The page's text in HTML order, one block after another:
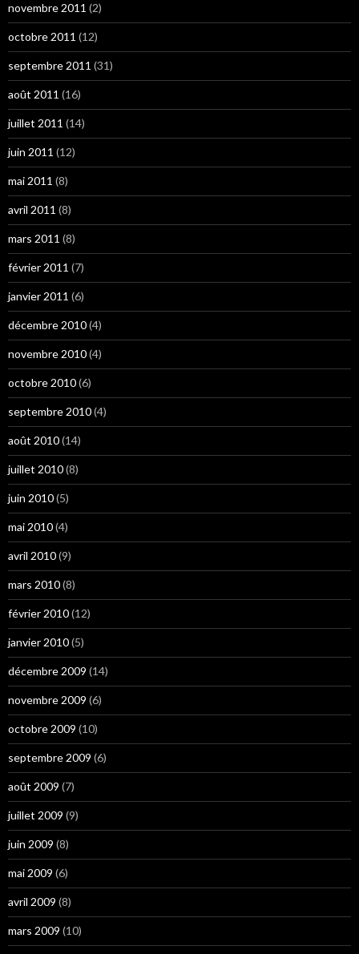
novembre 2011 (2)
octobre 2011 (12)
septembre 2011 (31)
août 2011 (16)
juillet 2011 (14)
juin 2011 (12)
mai 2011 (8)
avril 2011 (8)
mars 2011 (8)
février 2011 (7)
janvier 2011 (6)
décembre 2010(4)
novembre 2010(4)
octobre 2010(6)
septembre 2010(4)
août 2010(14)
juillet 2010(8)
juin 2010(5)
mai 2010(4)
avril 2010(9)
mars 2010(8)
février 2010(12)
janvier 2010(5)
décembre 2009 (14)
novembre 2009 (6)
octobre 2009 (10)
septembre 2009 (6)
août 2009 (7)
juillet 2009 (9)
juin 2009 (8)
mai 2009 (6)
avril 2009 (8)
mars 2009 (10)